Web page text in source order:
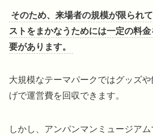
そのため、来場者の規模が限られ
ストをまかなうためには一定の料
要があります。
大規模なテーマパークではグッズ
げで運営費を回収できます。
しかし、アンパンマンミュージア